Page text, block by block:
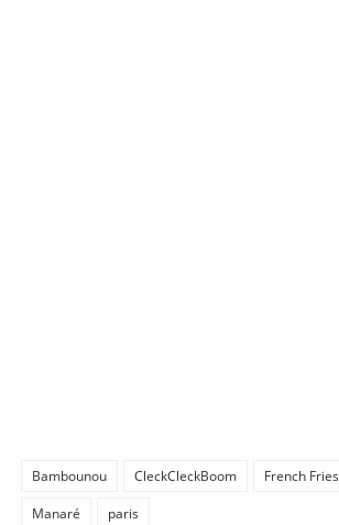
Bambounou CleckCleckBoom French Fries
Manaré
paris